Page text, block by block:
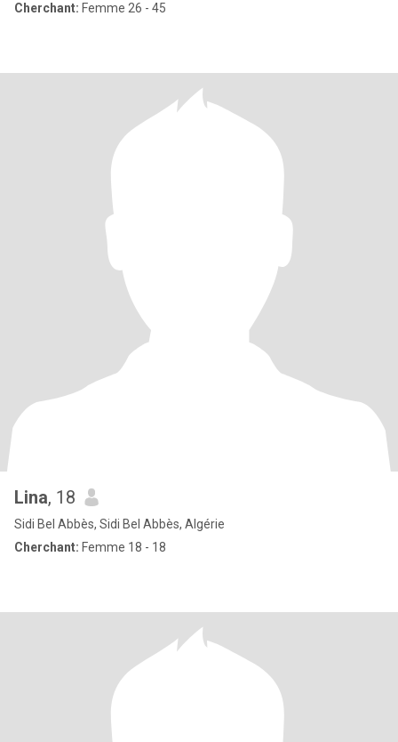
Cherchant: Femme 26 - 45
Lina, 18
Sidi Bel Abbès, Sidi Bel Abbès, Algérie
Cherchant: Femme 18 - 18